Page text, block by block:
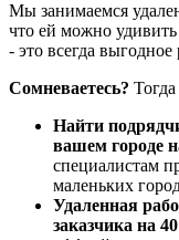
Мы занимаемся
что ей можно удивить
- это всегда
Сомневаетесь?
Найти
вашем городе
специалистам
маленьких
Удаленная
заказчика на